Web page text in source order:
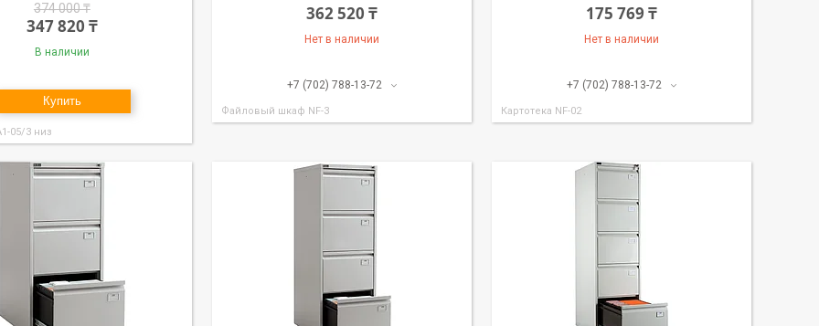
374 000 ₸
347 820 ₸
В наличии
Купить
05/3 низ
362 520 ₸
Нет в наличии
+7 (702) 788-13-72
Файловый шкаф NF-3
175 769 ₸
Нет в наличии
+7 (702) 788-13-72
Картотека NF-02